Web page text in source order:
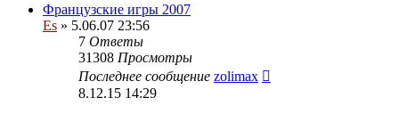
Французские игры 2007
Es » 5.06.07 23:56
7 Ответы
31308 Просмотры
Последнее сообщение zolimax
8.12.15 14:29